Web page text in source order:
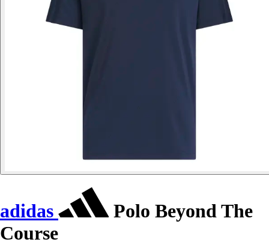
adidas
Polo Beyond The
Course